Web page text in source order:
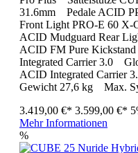
31.6mm Pedale ACID
Front Light PRO-E 60
ACID Mudguard Rear
ACID FM Pure
Integrated Carrier 3.0
ACID Integrated Carrier
Gewicht 27,6 kg Max.
3.419,00 €* 3.599,00 €*
Mehr Informationen
%